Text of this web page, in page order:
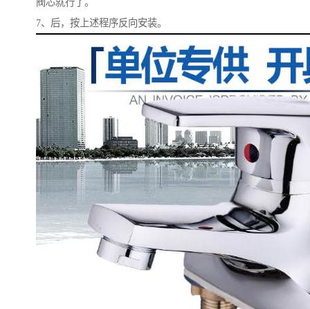
阀芯就行了。
7、后，按上述程序反向安装。